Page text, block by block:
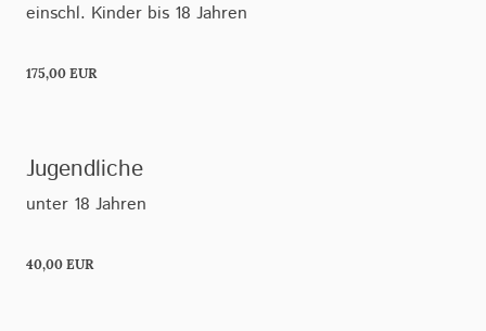
einschl. Kinder bis 18 Jahren
175,00 EUR
Jugendliche
unter 18 Jahren
40,00 EUR